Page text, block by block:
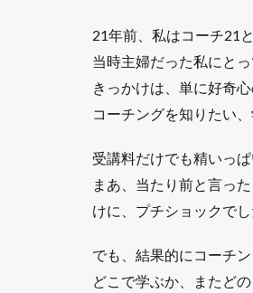
21年前、私はコーチ21
当時主婦だった私にと
きっかけは、単に好奇心
コーチングを知りたい
受講料だけでも精いっ
まあ、当たり前と言っ
けに、プチショックでし
でも、結果的にコーチ
どこで学ぶか、またど